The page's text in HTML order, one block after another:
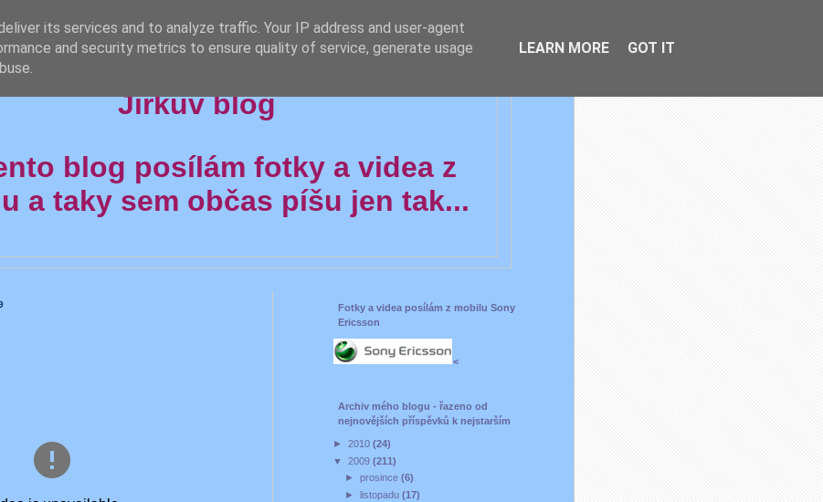
Jirkův blog
blog posílám fotky a videa z
a taky sem občas píšu jen tak...
Fotky a videa posílám z mobilu Sony
Ericsson
<
Archiv mého blogu - řazeno od
nejnovějších příspěvků k nejstarším
► 2010 (24)
▼ 2009 (211)
►prosince(6)
►listopadu(17)
its services and to analyze traffic. Your IP address and user-agent
and security metrics to ensure quality of service, generate usage
LEARN MORE GOT IT